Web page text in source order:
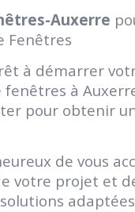
Auxerre
Fenêtres
à démarrer
à
pour obtenir
de vous
votre projet et